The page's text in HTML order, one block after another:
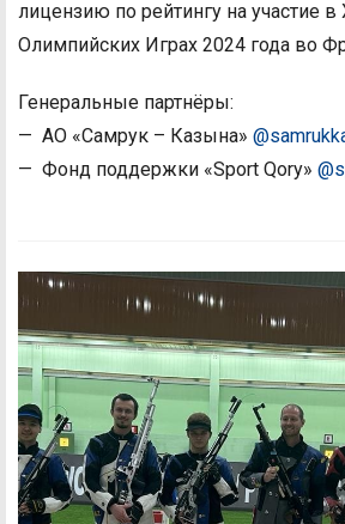
лицензию по рейтингу на участие в
Олимпийских Играх 2024 года во
Генеральные партнёры:
— АО «Самрук – Казына»
— Фонд поддержки «Sport Qory»